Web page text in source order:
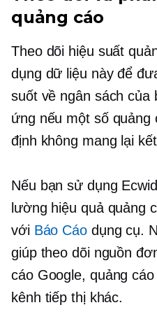
quảng cáo
Theo dõi hiệu suất
dụng dữ liệu này để
suốt về ngân sách
ứng nếu một số quảng
định không mang lại
Nếu bạn sử dụng
lường hiệu quả quảng
với Báo Cáodụng cụ.
giúp theo dõi nguồn
cáo Google, quảng
kênh tiếp thị khác.